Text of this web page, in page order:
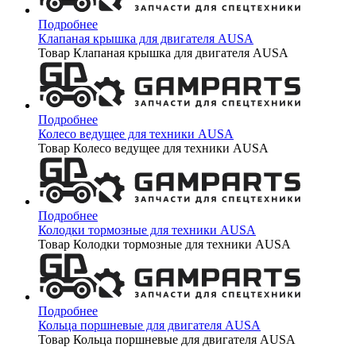
Подробнее
Клапаная крышка для двигателя AUSA
Товар Клапаная крышка для двигателя AUSA
Подробнее
Колесо ведущее для техники AUSA
Товар Колесо ведущее для техники AUSA
Подробнее
Колодки тормозные для техники AUSA
Товар Колодки тормозные для техники AUSA
Подробнее
Кольца поршневые для двигателя AUSA
Товар Кольца поршневые для двигателя AUSA